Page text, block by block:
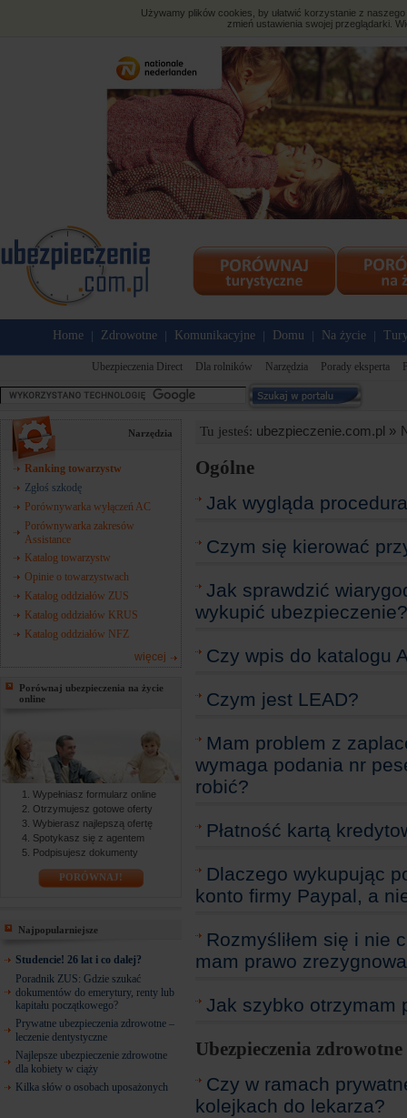
Używamy plików cookies, by ułatwić korzystanie z
zmień ustawienia swojej przeglądarki.
Home Zdrowotne Komunikacyjne Domu Na życie
Ubezpieczenia Direct Dla rolników Narzędzia Porady eksperta
Narzędzia
Ranking towarzystw
Zgłoś szkodę
Porównywarka wyłączeń AC
Porównywarka zakresów
Assistance
Katalog towarzystw
Opinie o towarzystwach
Katalog oddziałów ZUS
Katalog oddziałów KRUS
Katalog oddziałów NFZ
więcej
Porównaj ubezpieczenia na życie
online
Wypełniasz formularz online
Otrzymujesz gotowe oferty
Wybierasz najlepszą ofertę
Spotykasz się z agentem
Podpisujesz dokumenty
PORÓWNAJ!
Najpopularniejsze
Studencie! 26 lat i co dalej?
Poradnik ZUS: Gdzie szukać
dokumentów do emerytury, renty lub
kapitału początkowego?
Prywatne ubezpieczenia zdrowotne –
leczenie dentystyczne
Najlepsze ubezpieczenie zdrowotne
dla kobiety w ciąży
Kilka słów o osobach uposażonych
Tu jesteś: ubezpieczenie.com.pl »
Ogólne
Jak wygląda
Czym się kierować
Jak sprawdzić
wykupić ubezpieczenie?
Czy wpis do katalogu
Czym jest LEAD?
Mam problem z
wymaga podania nr
robić?
Płatność kartą
Dlaczego wykupując
konto firmy Paypal, a
Rozmyśliłem się i nie
mam prawo
Jak szybko otrzymam
Ubezpieczenia zdrowotne
Czy w ramach
kolejkach do lekarza?